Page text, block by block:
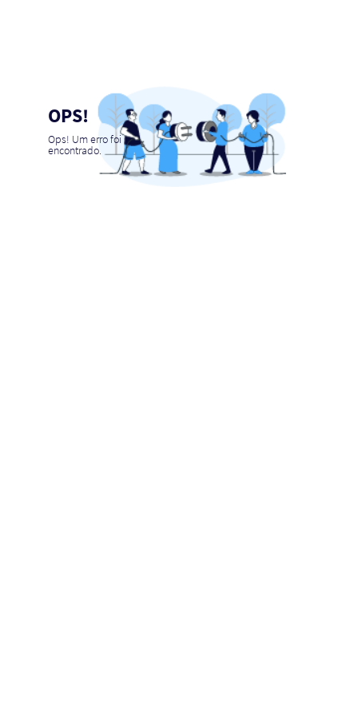
OPS!
Ops! Um erro foi
encontrado.